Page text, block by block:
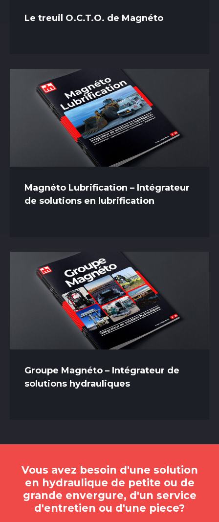
Le treuil O.C.T.O. de Magnéto
Magnéto Lubrification – Intégrateur
de solutions en lubrification
Groupe Magnéto – Intégrateur de
solutions hydrauliques
Vous avez besoin d'une solution
en hydraulique de petite ou de
grande envergure, d'un service
d'entretien ou d'une piece?